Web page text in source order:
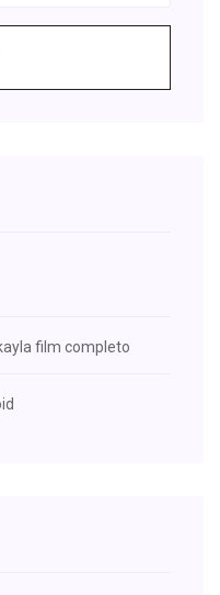
film completo